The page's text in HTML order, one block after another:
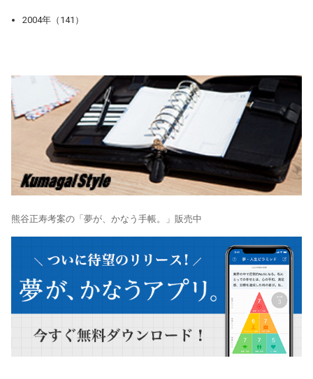
2004年（141）
熊谷正寿考案の「夢が、かなう手帳。」販売中